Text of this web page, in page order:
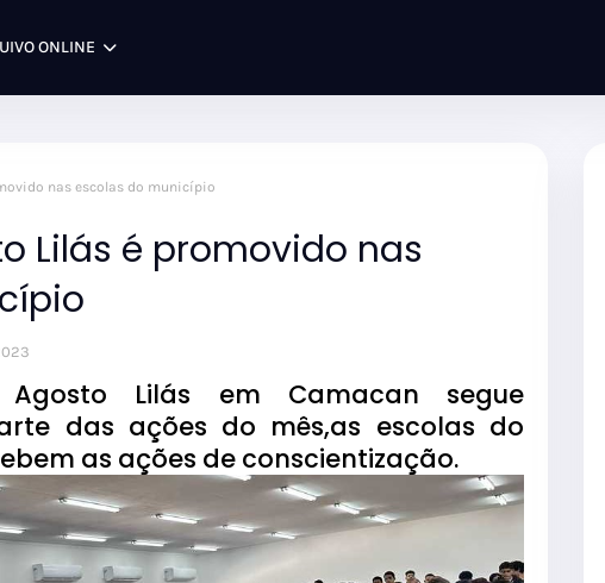
ONLINE
nas escolas do município
Lilás é promovido nas
Lilás em Camacan segue
das ações do mês,as escolas do
as ações de conscientização.